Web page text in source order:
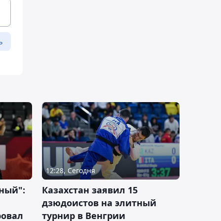
12:28, Сегодня
Казахстан заявил 15
дзюдоистов на элитный
турнир в Венгрии